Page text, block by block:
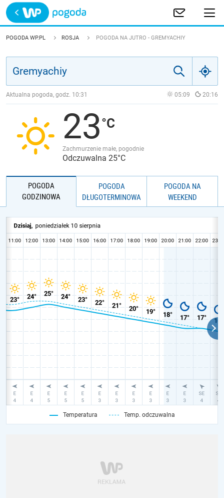
Trwa ładowanie
POLSKA
JAKOŚĆ POWIETRZA
POGODA WP.PL ROSJA POGODA NA JUTRO - GREMYACHIY
Aktualna pogoda, godz. 10:31 05:09 20:16
23
Zachmurzenie małe, pogodnie
Odczuwalna 25°C
POGODA
GODZINOWA
POGODA
DŁUGOTERMINOWA
POGODA NA
WEEKEND
Temperatura Temp. odczuwalna